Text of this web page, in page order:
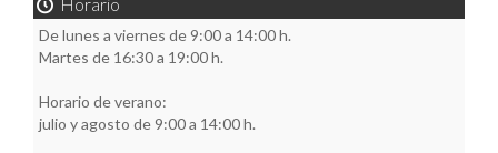
Horario
De lunes a viernes de 9:00 a 14:00 h.
Martes de 16:30 a 19:00 h.
Horario de verano:
julio y agosto de 9:00 a 14:00 h.